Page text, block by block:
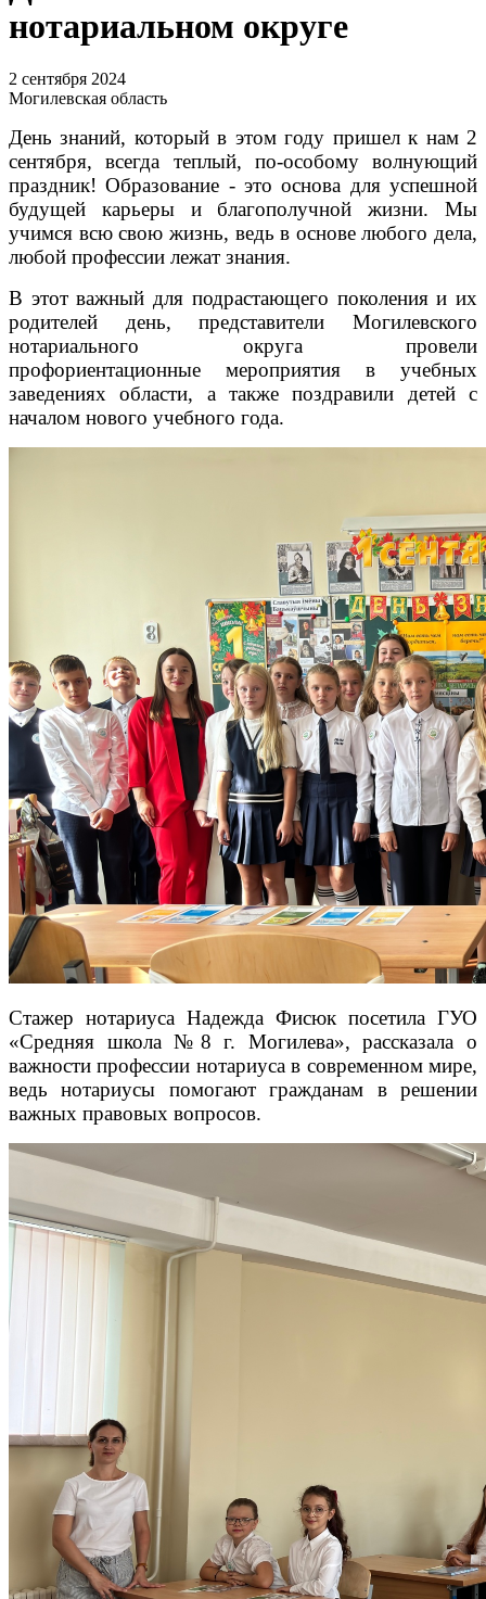
нотариальном округе
2 сентября 2024
Могилевская область
День знаний, который в этом году пришел к нам 2
сентября, всегда теплый, по-особому волнующий
праздник! Образование - это основа для успешной
будущей карьеры и благополучной жизни. Мы
учимся всю свою жизнь, ведь в основе любого дела,
любой профессии лежат знания.
В этот важный для подрастающего поколения и их
родителей день, представители Могилевского
нотариального округа провели
профориентационные мероприятия в учебных
заведениях области, а также поздравили детей с
началом нового учебного года.
Стажер нотариуса Надежда Фисюк посетила ГУО
«Средняя школа №8 г. Могилева», рассказала о
важности профессии нотариуса в современном мире,
ведь нотариусы помогают гражданам в решении
важных правовых вопросов.